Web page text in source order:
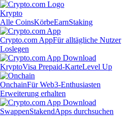
Krypto
Alle CoinsKörbeEarnStaking
Crypto.com AppFür alltägliche Nutzer
Loslegen
KryptoVisa Prepaid-KarteLevel Up
OnchainFür Web3-Enthusiasten
Erweiterung erhalten
SwappenStakendApps durchsuchen